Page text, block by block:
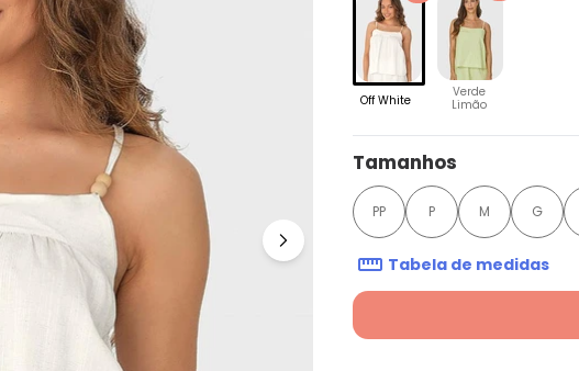
Off White
Verde
Limão
Tamanhos
PP P M G
Tabela de medidas